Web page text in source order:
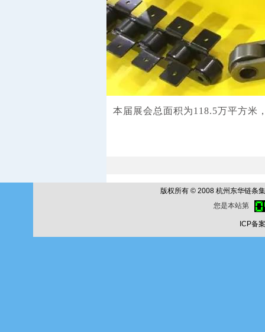
本 届 展会总面积为118.5万平方米
版权所有 © 2008 杭州东华链条
您是本站第
ICP备